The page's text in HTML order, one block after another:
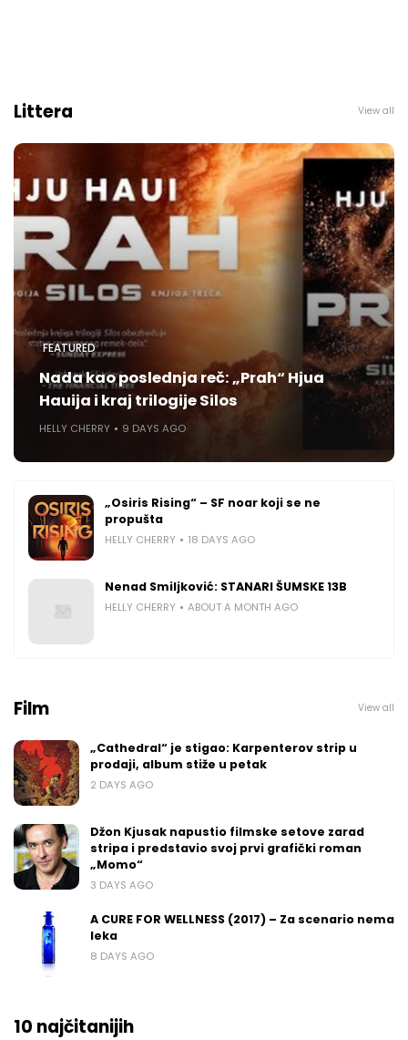
Littera View all
FEATURED
Nada kao poslednja reč: „Prah“ Hjua
Hauija i kraj trilogije Silos
HELLY CHERRY 9 DAYS AGO
„Osiris Rising“ – SF noar koji se ne
propušta
HELLY CHERRY 18 DAYS AGO
Nenad Smiljković: STANARI ŠUMSKE 13B
HELLY CHERRY ABOUT A MONTH AGO
Film View all
„Cathedral“ je stigao: Karpenterov strip u
prodaji, album stiže u petak
2 DAYS AGO
Džon Kjusak napustio filmske setove zarad
stripa i predstavio svoj prvi grafički roman
„Momo“
3 DAYS AGO
A CURE FOR WELLNESS (2017) – Za scenario nema
leka
8 DAYS AGO
10 najčitanijih